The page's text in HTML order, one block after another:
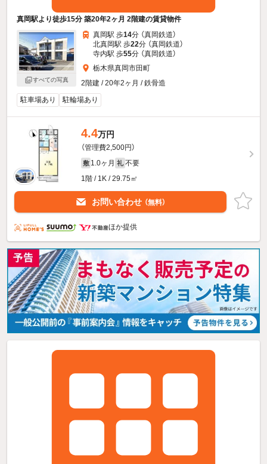
真岡駅より徒歩15分 築20年2ヶ月 2階建の賃貸物件
すべての写真
真岡駅 歩14分 （真岡鉄道）
北真岡駅 歩22分 （真岡鉄道）
寺内駅 歩55分 （真岡鉄道）
栃木県真岡市田町
2階建 / 20年2ヶ月 / 鉄骨造
駐車場あり
駐輪場あり
4.4万円
（管理費2,500円）
敷 1.0ヶ月 礼 不要
1階 / 1K / 29.75㎡
お問い合わせ （無料）
ほか提供